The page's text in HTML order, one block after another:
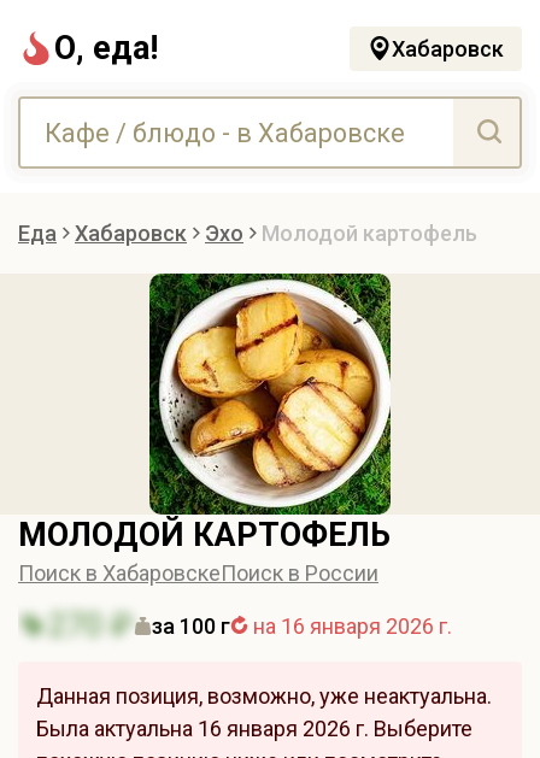
О, еда! Хабаровск
Еда Хабаровск Эхо Молодой картофель
МОЛОДОЙ КАРТОФЕЛЬ
Поиск в ХабаровскеПоиск в России
270 ₽ за 100 г на 16 января 2026 г.
Данная позиция, возможно, уже неактуальна.
Была актуальна 16 января 2026 г. Выберите